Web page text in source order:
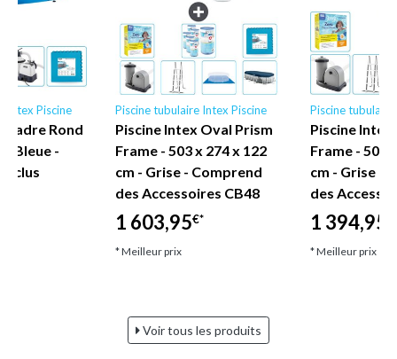
Intex Piscine
Cadre Rond
- Bleue -
Piscine tubulaire Intex Piscine
Piscine Intex Oval Prism
Frame - 503 x 274 x 122
cm - Grise - Comprend
des Accessoires CB48
1 603,95€*
* Meilleur prix
Piscine
Piscine
Frame - 503
cm - Grise -
des
1 394,95
* Meilleur prix
Voir tous les produits